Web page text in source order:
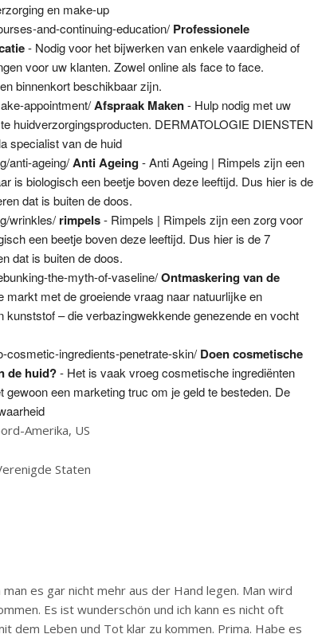
en make-up
and-continuing-education/ Professionele
- Nodig voor het bijwerken van enkele vaardigheid of
voor uw klanten. Zowel online als face to face.
binnenkort beschikbaar zijn.
appointment/Afspraak Maken- Hulp nodig met uw
huidverzorgingsproducten. DERMATOLOGIE DIENSTEN
specialist van de huid
anti-ageing/Anti Ageing- Anti Ageing | Rimpels zijn een
is biologisch een beetje boven deze leeftijd. Dus hier is de
dat is buiten de doos.
wrinkles/ rimpels- Rimpels | Rimpels zijn een zorg voor
een beetje boven deze leeftijd. Dus hier is de 7
dat is buiten de doos.
the-myth-of-vaseline/Ontmaskering van de
markt met de groeiende vraag naar natuurlijke en
kunststof – die verbazingwekkende genezende en vocht
cosmetic-ingredients-penetrate-skin/ Doen cosmetische
de huid?- Het is vaak vroeg cosmetische ingrediënten
gewoon een marketing truc om je geld te besteden. De
Amerika, US
Staten
es gar nicht mehr aus der Hand legen. Man wird
Es ist wunderschön und ich kann es nicht oft
dem Leben und Tot klar zu kommen. Prima. Habe es